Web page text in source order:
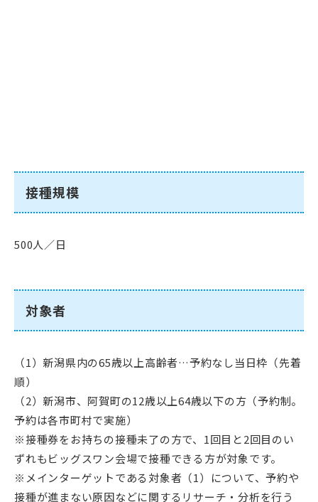
接種規模
500人／日
対象者
（1）新潟県内の65歳以上高齢者…予約なし当日枠（先着
順）
（2）新潟市、阿賀町の12歳以上64歳以下の方（予約制。
予約は各市町村で実施）
※接種券をお持ちの接種未了の方で、1回目と2回目のい
ずれもビッグスワン会場で接種できる方が対象です。
※メインターゲットである対象者（1）について、予約や
接種が進まない原因などに関するリサーチ・分析を行う